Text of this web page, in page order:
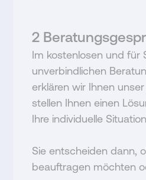
2
Im kostenlosen und für
unverbindlichen
erklären wir Ihnen
stellen Ihnen einen
Ihre individuelle
Sie entscheiden dann,
beauftragen möchten